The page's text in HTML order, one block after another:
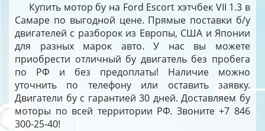
Купить мотор бу на Ford Escort хэтчбек VII 1.3 в
Самаре по выгодной цене. Прямые поставки б/у
двигателей с разборок из Европы, США и Японии
для разных марок авто. У нас вы можете
приобрести отличный бу двигатель без пробега
по РФ и без предоплаты! Наличие можно
уточнить по телефону или оставить заявку.
Двигатели бу с гарантией 30 дней. Доставляем бу
моторы по всей территории РФ. Звоните +7 846
300-25-40!